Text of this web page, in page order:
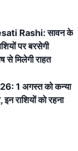
Rashi: सावन के
पर बरसेगी
से मिलेगी राहत
1 अगस्त को कन्या
राशियों को रहना